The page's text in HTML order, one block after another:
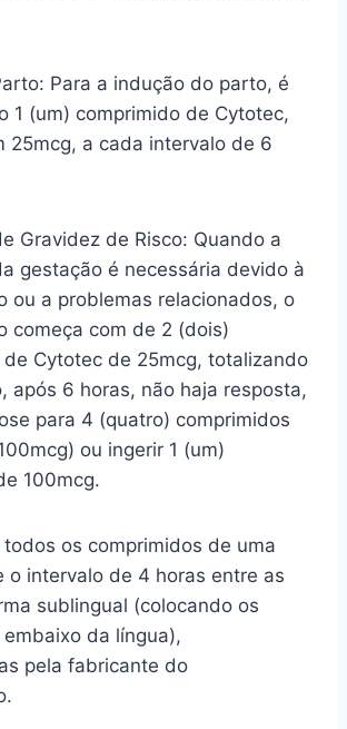
Para a indução do parto, é
1 (um) comprimido de Cytotec,
25mcg, a cada intervalo de 6
Gravidez de Risco: Quando a
gestação é necessária devido à
ou a problemas relacionados, o
começa com de 2 (dois)
Cytotec de 25mcg, totalizando
após 6 horas, não haja resposta,
para 4 (quatro) comprimidos
ou ingerir 1 (um)
100mcg.
os comprimidos de uma
o intervalo de 4 horas entre as
sublingual (colocando os
da língua),
pela fabricante do